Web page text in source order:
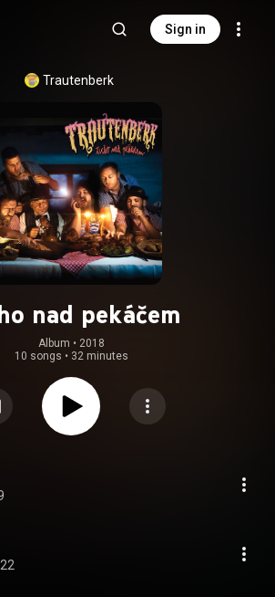
Sign in
Trautenberk
nad pekáčem
Album • 2018
10 songs • 32 minutes